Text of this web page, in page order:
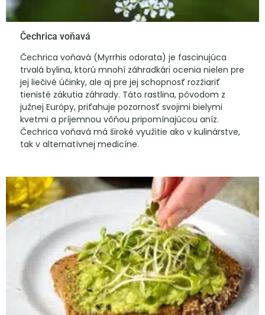
Čechrica voňavá
Čechrica voňavá (Myrrhis odorata) je fascinujúca
trvalá bylina, ktorú mnohí záhradkári ocenia nielen pre
jej liečivé účinky, ale aj pre jej schopnosť rozžiariť
tienisté zákutia záhrady. Táto rastlina, pôvodom z
južnej Európy, priťahuje pozornosť svojimi bielymi
kvetmi a príjemnou vôňou pripomínajúcou aníz.
Čechrica voňavá má široké využitie ako v kulinárstve,
tak v alternatívnej medicíne.